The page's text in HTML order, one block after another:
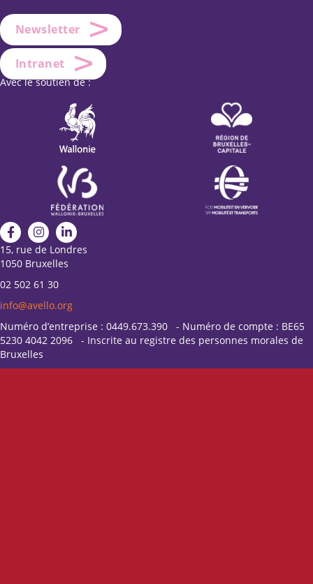
Newsletter
Intranet
Avec le soutien de :
15, rue de Londres
1050 Bruxelles
02 502 61 30
info@avello.org
Numéro d’entreprise : 0449.673.390 - Numéro de compte : BE65
5230 4042 2096 - Inscrite au registre des personnes morales de
Bruxelles